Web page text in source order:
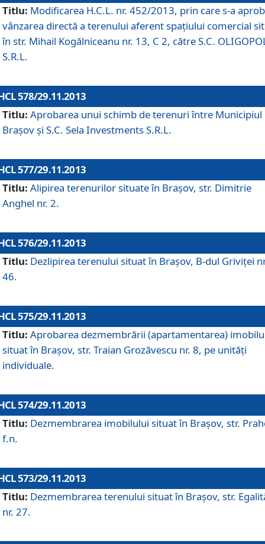
Titlu: Modificarea H.C.L. nr. 452/2013, prin care s-a
vânzarea directă a terenului aferent spaţiului comercial
în str. Mihail Kogălniceanu nr. 13, C 2, către S.C.
S.R.L.
578/29.11.2013
Titlu: Aprobarea unui schimb de terenuri între Municipiul
Braşov şi S.C. Sela Investments S.R.L.
577/29.11.2013
Titlu: Alipirea terenurilor situate în Braşov, str. Dimitrie
Anghel nr. 2.
576/29.11.2013
Titlu: Dezlipirea terenului situat în Braşov, B-dul Griviţei
46.
575/29.11.2013
Titlu: Aprobarea dezmembrării (apartamentarea)
situat în Braşov, str. Traian Grozăvescu nr. 8, pe unităţi
individuale.
574/29.11.2013
Titlu: Dezmembrarea imobilului situat în Braşov, str.
f.n.
573/29.11.2013
Titlu: Dezmembrarea terenului situat în Braşov, str.
nr. 27.